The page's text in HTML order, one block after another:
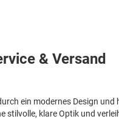
ein modernes Design
klare Optik und
& Versand